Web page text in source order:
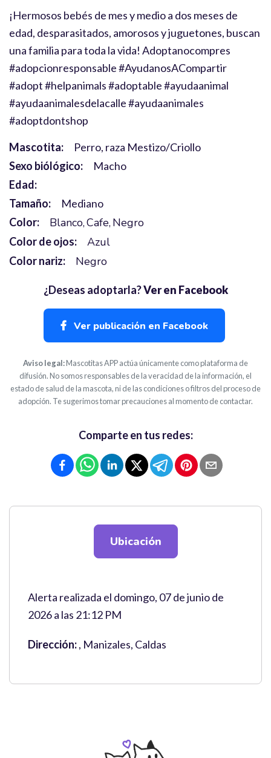
¡Hermosos bebés de mes y medio a dos meses de
edad, desparasitados, amorosos y juguetones, buscan
una familia para toda la vida! Adoptanocompres
#adopcionresponsable #AyudanosACompartir
#adopt #helpanimals #adoptable #ayudaanimal
#ayudaanimalesdelacalle #ayudaanimales
#adoptdontshop
Mascotita:
Perro, raza Mestizo/Criollo
Sexo biólógico:
Macho
Edad:
Tamaño:
Mediano
Color:
Blanco Cafe Negro
Color de ojos: Azul
Color nariz: Negro
¿Deseas adoptarla?Ver en Facebook
Ver publicación en Facebook
Aviso legal:Mascotitas APP actúa únicamente como plataforma de
difusión. No somos responsables de la veracidad de la información, el
estado de salud de la mascota, ni de las condiciones o filtros del proceso de
adopción. Te sugerimos tomar precauciones al momento de contactar.
Comparte en tus redes:
Ubicación
Alerta realizada el domingo, 07 de junio de
2026 a las 21:12 PM
Dirección:, Manizales, Caldas